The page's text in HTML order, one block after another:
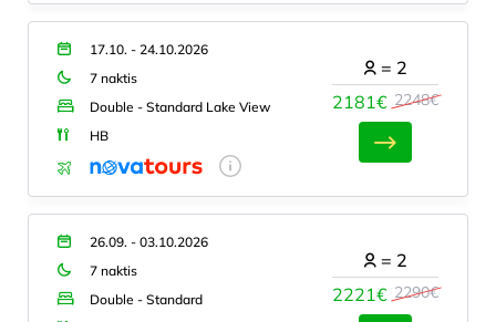
17.10. - 24.10.2026
7 naktis
Double - Standard Lake View
HB
2181€ 2248€
= 2
26.09. - 03.10.2026
7 naktis
Double - Standard
2221€ 2290€
= 2